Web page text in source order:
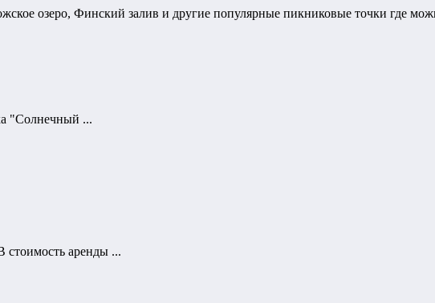
озеро, Финский залив и другие популярные пикниковые точки где
"Солнечный ...
стоимость аренды ...